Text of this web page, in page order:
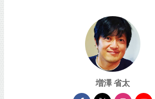
増澤 省太